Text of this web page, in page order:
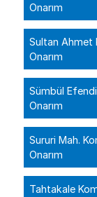
Onarım
Sultan Ahmet
Onarım
Sümbül Efendi
Onarım
Sururi Mah.
Onarım
Tahtakale